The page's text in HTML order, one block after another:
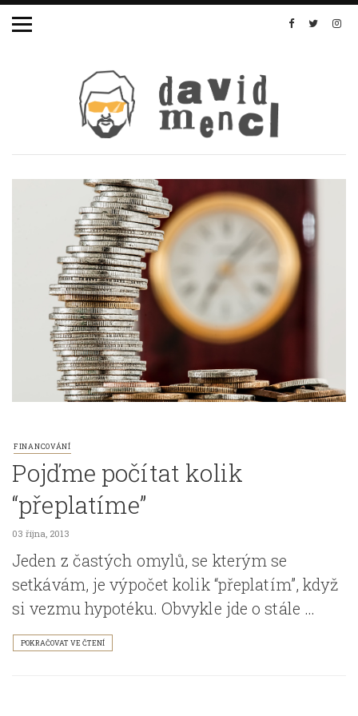
FINANCOVÁNÍ
Pojďme počítat kolik
“přeplatíme”
03 října, 2013
Jeden z častých omylů, se kterým se
setkávám, je výpočet kolik “přeplatím”, když
si vezmu hypotéku. Obvykle jde o stále …
POKRAČOVAT VE ČTENÍ